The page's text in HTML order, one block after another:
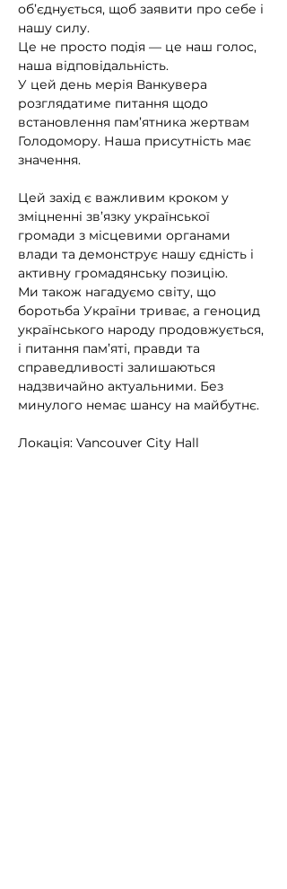
об’єднується, щоб заявити про себе і
нашу силу.
Це не просто подія — це наш голос,
наша відповідальність.
У цей день мерія Ванкувера
розглядатиме питання щодо
встановлення пам’ятника жертвам
Голодомору. Наша присутність має
значення.
Цей захід є важливим кроком у
зміцненні зв’язку української
громади з місцевими органами
влади та демонструє нашу єдність і
активну громадянську позицію.
Ми також нагадуємо світу, що
боротьба України триває, а геноцид
українського народу продовжується,
і питання пам’яті, правди та
справедливості залишаються
надзвичайно актуальними. Без
минулого немає шансу на майбутнє.
Локація: Vancouver City Hall